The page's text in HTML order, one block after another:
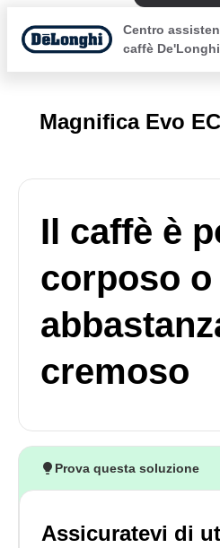
Centro
caffè De'Longhi
Magnifica Evo
Il caffè è
corposo o
cremoso
Prova questa soluzione
Assicuratevi di